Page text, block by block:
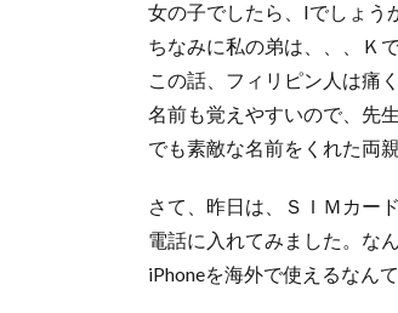
女の子でしたら、Iでしょう
ちなみに私の弟は、、、Ｋで
この話、フィリピン人は痛
名前も覚えやすいので、先
でも素敵な名前をくれた両
さて、昨日は、ＳＩＭカー
電話に入れてみました。な
iPhoneを海外で使えるなん